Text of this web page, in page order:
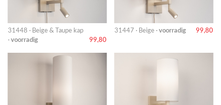
31448 · Beige & Taupe kap
· voorradig 99,80
31447 · Beige · voorradig 99,80